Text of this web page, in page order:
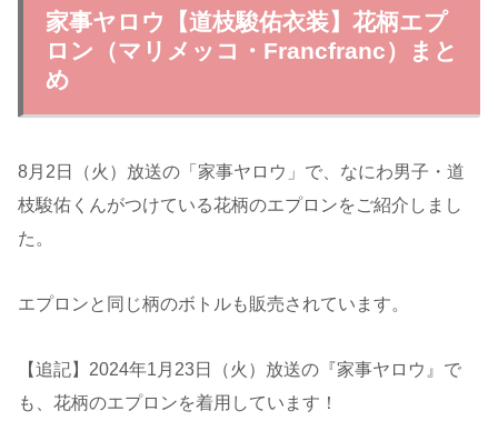
家事ヤロウ【道枝駿佑衣装】花柄エプ
ロン（マリメッコ・Francfranc）まと
め
8月2日（火）放送の「家事ヤロウ」で、なにわ男子・道
枝駿佑くんがつけている花柄のエプロンをご紹介しまし
た。
エプロンと同じ柄のボトルも販売されています。
【追記】2024年1月23日（火）放送の『家事ヤロウ』で
も、花柄のエプロンを着用しています！